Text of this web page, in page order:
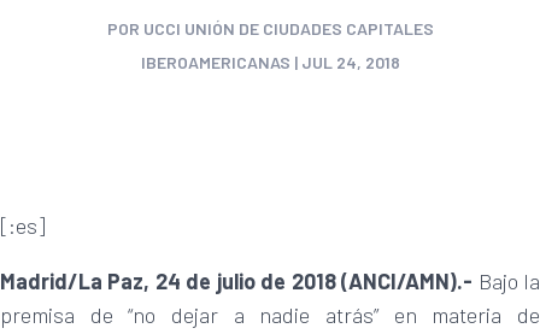
POR UCCI UNIÓN DE CIUDADES CAPITALES
IBEROAMERICANAS | JUL 24, 2018
[:es]
Madrid/La Paz, 24 de julio de 2018 (ANCI/AMN).- Bajo la
premisa de “no dejar a nadie atrás” en materia de